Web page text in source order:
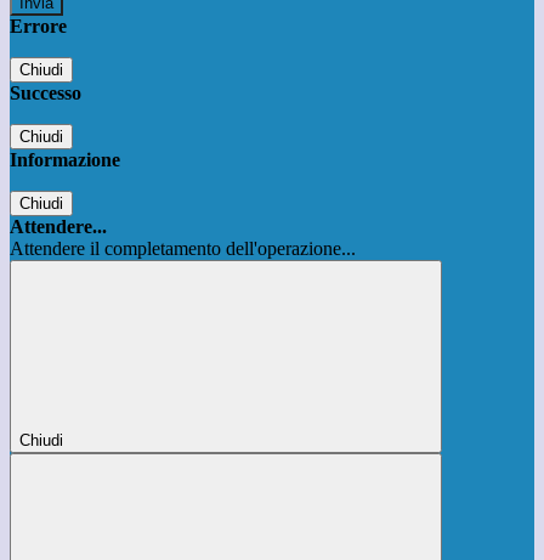
Errore
Chiudi
Successo
Chiudi
Informazione
Chiudi
Attendere...
Attendere il completamento dell'operazione...
Chiudi